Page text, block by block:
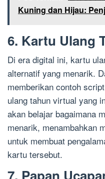
Kuning dan Hijau:
6. Kartu Ulang
Di era digital ini, kartu
alternatif yang menarik.
memberikan contoh
ulang tahun virtual yang
akan belajar bagaimana
menarik, menambahkan
untuk membuat
kartu tersebut.